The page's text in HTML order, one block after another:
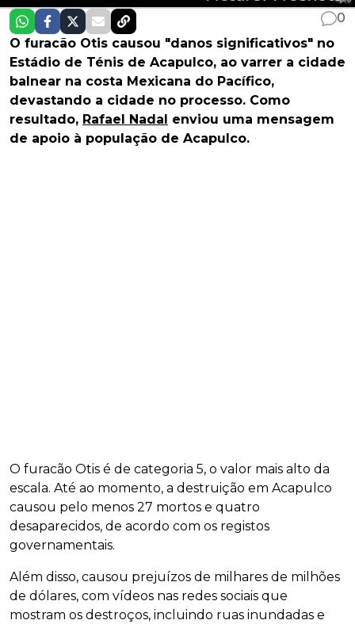
0
O furacão Otis causou "danos significativos" no
Estádio de Ténis de Acapulco, ao varrer a cidade
balnear na costa Mexicana do Pacífico,
devastando a cidade no processo. Como
resultado, Rafael Nadal enviou uma mensagem
de apoio à população de Acapulco.
O furacão Otis é de categoria 5, o valor mais alto da
escala. Até ao momento, a destruição em Acapulco
causou pelo menos 27 mortos e quatro
desaparecidos, de acordo com os registos
governamentais.
Além disso, causou prejuízos de milhares de milhões
de dólares, com vídeos nas redes sociais que
mostram os destroços, incluindo ruas inundadas e